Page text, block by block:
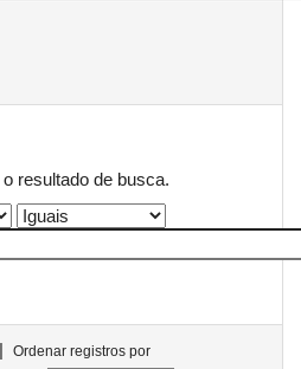
resultado de busca.
|
Ordenar registros por